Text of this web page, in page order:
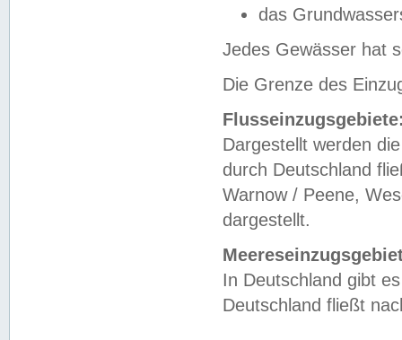
das
Jedes Gewässer hat
Die Grenze des
Dargestellt werden
durch Deutschland
Warnow / Peene,
dargestellt.
In Deutschland gibt
Deutschland fließt